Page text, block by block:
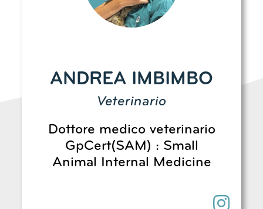
ANDREA IMBIMBO
Veterinario
Dottore medico veterinario
GpCert(SAM) : Small
Animal Internal Medicine